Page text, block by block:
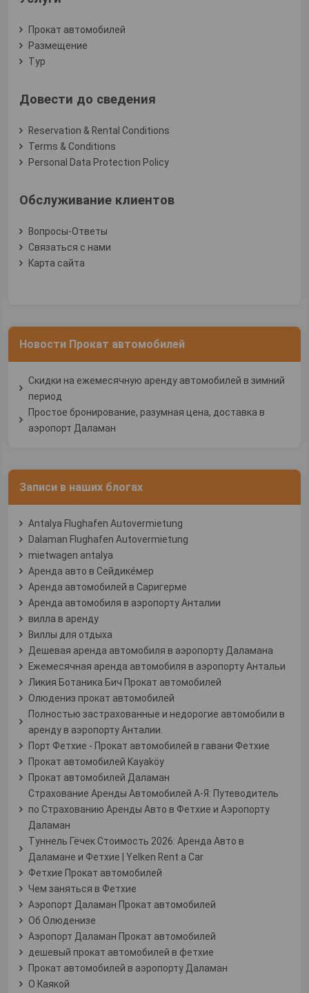
Прокат автомобилей
Размещение
Тур
Довести до сведения
Reservation & Rental Conditions
Terms & Conditions
Personal Data Protection Policy
Обслуживание клиентов
Вопросы-Ответы
Связаться с нами
Карта сайта
Новости Прокат автомобилей
Скидки на ежемесячную аренду автомобилей в зимний
период
Простое бронирование, разумная цена, доставка в
аэропорт Даламан
Записи в наших блогах
Antalya Flughafen Autovermietung
Dalaman Flughafen Autovermietung
mietwagen antalya
Аренда авто в Сейдике́мер
Аренда автомобилей в Саригерме
Аренда автомобиля в аэропорту Анталии
вилла в аренду
Виллы для отдыха
Дешевая аренда автомобиля в аэропорту Даламана
Ежемесячная аренда автомобиля в аэропорту Антальи
Ликия Ботаника Бич Прокат автомобилей
Олюдениз прокат автомобилей
Полностью застрахованные и недорогие автомобили в
аренду в аэропорту Анталии.
Порт Фетхие - Прокат автомобилей в гавани Фетхие
Прокат автомобилей Kayaköy
Прокат автомобилей Даламан
Страхование Аренды Автомобилей А-Я: Путеводитель
по Страхованию Аренды Авто в Фетхие и Аэропорту
Даламан
Туннель Гёчек Стоимость 2026: Аренда Авто в
Даламане и Фетхие | Yelken Rent a Car
Фетхие Прокат автомобилей
Чем заняться в Фетхие
Аэропорт Даламан Прокат автомобилей
Об Олюденизе
Аэропорт Даламан Прокат автомобилей
дешевый прокат автомобилей в фетхие
Прокат автомобилей в аэропорту Даламан
О Каякой